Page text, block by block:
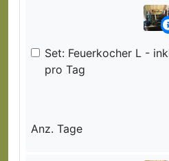
Set: Feuerkocher L -
pro Tag
Anz. Tage